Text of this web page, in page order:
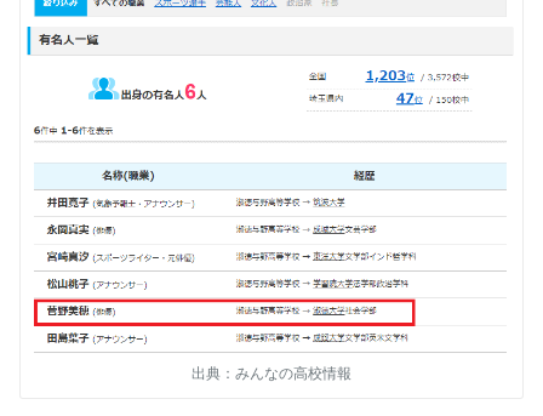
出典：みんなの高校情報